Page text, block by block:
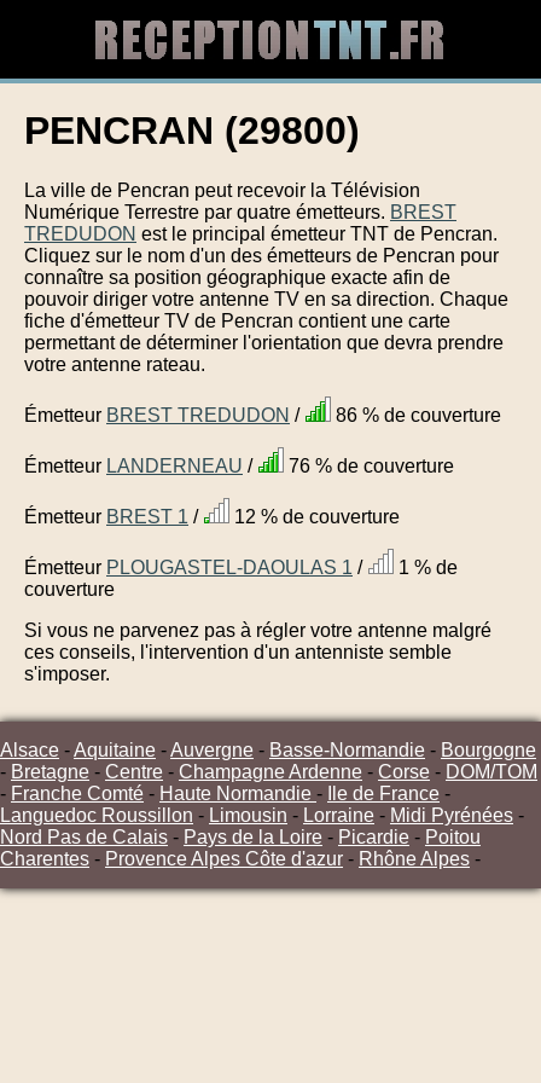
PENCRAN (29800)
La ville de Pencran peut recevoir la Télévision
Numérique Terrestre par quatre émetteurs. BREST
TREDUDON est le principal émetteur TNT de Pencran.
Cliquez sur le nom d'un des émetteurs de Pencran pour
connaître sa position géographique exacte afin de
pouvoir diriger votre antenne TV en sa direction. Chaque
fiche d'émetteur TV de Pencran contient une carte
permettant de déterminer l'orientation que devra prendre
votre antenne rateau.
Émetteur BREST TREDUDON / 86 % de couverture
Émetteur LANDERNEAU / 76 % de couverture
Émetteur BREST 1 / 12 % de couverture
Émetteur PLOUGASTEL-DAOULAS 1 /
1 % de
couverture
Si vous ne parvenez pas à régler votre antenne malgré
ces conseils, l'intervention d'un antenniste semble
s'imposer.
Alsace -Aquitaine -Auvergne - Basse-Normandie - Bourgogne
- Bretagne - Centre - Champagne Ardenne - Corse - DOM/TOM
- Franche Comté - Haute Normandie - Ile de France -
Languedoc Roussillon - Limousin - Lorraine - Midi Pyrénées -
Nord Pas de Calais - Pays de la Loire - Picardie - Poitou
Charentes - Provence Alpes Côte d'azur - Rhône Alpes -